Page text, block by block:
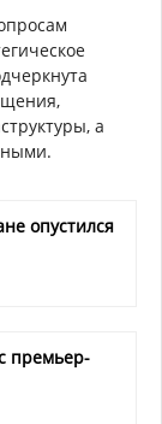
а
опустился
премьер-